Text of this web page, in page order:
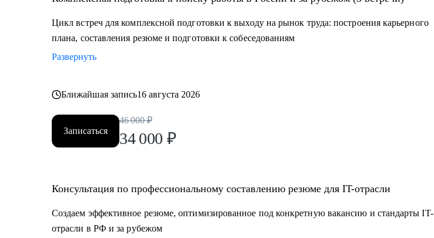
Цикл встреч для комплексной подготовки к выходу на рынок труда: построения карьерного
плана, составления резюме и подготовки к собеседованиям
Развернуть
Ближайшая запись16 августа 2026
Записаться
46 000 ₽
34 000 ₽
Консультация по профессиональному составлению резюме для IT-отрасли
Создаем эффективное резюме, оптимизированное под конкретную вакансию и стандарты IT-
отрасли в РФ и за рубежом